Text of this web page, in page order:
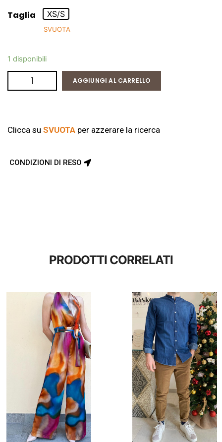
Taglia
XS/S
SVUOTA
1 disponibili
AGGIUNGI AL CARRELLO
Clicca su SVUOTA per azzerare la ricerca
CONDIZIONI DI RESO
PRODOTTI CORRELATI